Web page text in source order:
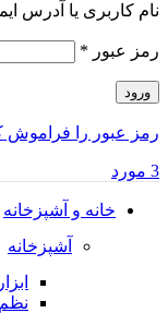
نام کاربری یا آدرس
رمز عبور *
ورود
رمز عبور را فراموش
3 مورد
خانه و آشپزخانه
آشپزخانه